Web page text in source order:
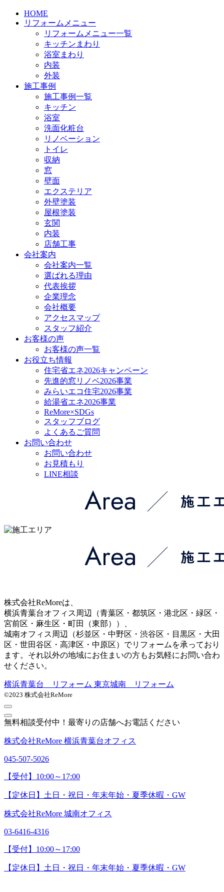
HOME
リフォームメニュー
リフォームメニュー一覧
キッチンまわり
浴室まわり
内装
外装
施工事例
施工事例一覧
キッチン
浴室
洗面化粧台
リノベーション
トイレ
収納
窓
壁面
エクステリア
外壁塗装
屋根塗装
玄関
内装
店舗工事
会社案内
会社案内一覧
選ばれる理由
代表挨拶
企業理念
会社概要
アクセスマップ
スタッフ紹介
お客様の声
お客様の声一覧
お役立ち情報
住宅省エネ2026キャンペーン
先進的窓リノベ2026事業
みらいエコ住宅2026事業
給湯省エネ2026事業
ReMore×SDGs
スタッフブログ
よくあるご質問
お問い合わせ
お問い合わせ
お見積もり
LINE相談
株式会社ReMoreは、
横浜青葉台オフィス周辺（青葉区・都筑区・港北区・緑区・
宮前区・麻生区・町田（東部））、
城南オフィス周辺（杉並区・中野区・渋谷区・目黒区・大田
区・世田谷区・高津区・中原区）でリフォームを承っており
ます。それ以外の地域にお住まいの方もお気軽にお問い合わ
せください。
横浜青葉台 リフォーム 東京城南 リフォーム
©2023 株式会社ReMore
無料相談受付中！最寄りの店舗へお電話ください
株式会社ReMore 横浜青葉台オフィス
045-507-5026
【受付】10:00～17:00
【定休日】土日・祝日・年末年始・夏季休暇・GW
株式会社ReMore 城南オフィス
03-6416-4316
【受付】10:00～17:00
【定休日】土日・祝日・年末年始・夏季休暇・GW